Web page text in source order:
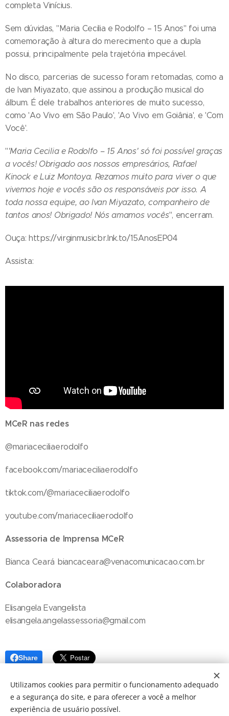
completa Vinícius.
Sem dúvidas, "Maria Cecilia e Rodolfo – 15 Anos" foi uma
comemoração à altura do merecimento que a dupla
possui, principalmente pela trajetória impecável.
No disco, parcerias de sucesso foram retomadas, como a
de Ivan Miyazato, que assinou a produção musical do
álbum. É dele trabalhos anteriores de muito sucesso,
como 'Ao Vivo em São Paulo', 'Ao Vivo em Goiânia', e 'Com
Você'.
"'Maria Cecilia e Rodolfo – 15 Anos' só foi possível graças
a vocês! Obrigado aos nossos empresários, Rafael
Kinock e Luiz Montoya. Rezamos muito para viver o que
vivemos hoje e vocês são os responsáveis por isso. A
toda nossa equipe, ao Ivan Miyazato, companheiro de
tantos anos! Obrigado! Nós amamos vocês", encerram.
Ouça: https://virginmusicbr.lnk.to/15AnosEP04
Assista:
MCeR nas redes
@mariaceciliaerodolfo
facebook.com/mariaceciliaerodolfo
tiktok.com/@mariaceciliaerodolfo
youtube.com/mariaceciliaerodolfo
Assessoria de Imprensa MCeR
Bianca Ceará biancaceara@venacomunicacao.com.br
Colaboradora
Elisangela Evangelista
elisangela.angelassessoria@gmail.com
Share
Utilizamos cookies para permitir o funcionamento adequado
e a segurança do site, e para oferecer a você a melhor
experiência de usuário possível.